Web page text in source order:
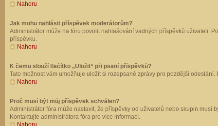
Nahoru
Jak mohu nahlásit příspěvek moderátorům?
Administrátor může na fóru povolit nahlašování vadných příspěvků uživateli.
příspěvku.
Nahoru
K čemu slouží tlačítko „Uložit“ při psaní příspěvků?
Tato možnost vám umožňuje uložit si rozepsané zprávy pro pozdější
Nahoru
Proč musí být můj příspěvek schválen?
Administrátor fóra může nastavit, že příspěvky od uživatelů nebo skupin musí
Kontaktujte administrátora fóra pro více informací.
Nahoru